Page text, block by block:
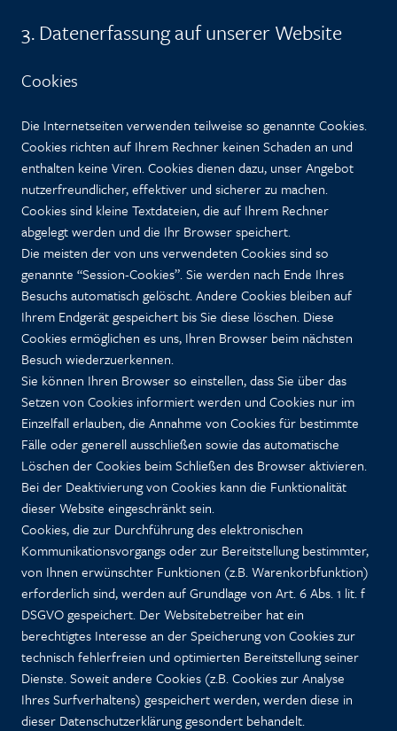
3. Datenerfassung auf unserer Website
Cookies
Die Internetseiten verwenden teilweise so genannte Cookies.
Cookies richten auf Ihrem Rechner keinen Schaden an und
enthalten keine Viren. Cookies dienen dazu, unser Angebot
nutzerfreundlicher, effektiver und sicherer zu machen.
Cookies sind kleine Textdateien, die auf Ihrem Rechner
abgelegt werden und die Ihr Browser speichert.
Die meisten der von uns verwendeten Cookies sind so
genannte “Session-Cookies”. Sie werden nach Ende Ihres
Besuchs automatisch gelöscht. Andere Cookies bleiben auf
Ihrem Endgerät gespeichert bis Sie diese löschen. Diese
Cookies ermöglichen es uns, Ihren Browser beim nächsten
Besuch wiederzuerkennen.
Sie können Ihren Browser so einstellen, dass Sie über das
Setzen von Cookies informiert werden und Cookies nur im
Einzelfall erlauben, die Annahme von Cookies für bestimmte
Fälle oder generell ausschließen sowie das automatische
Löschen der Cookies beim Schließen des Browser aktivieren.
Bei der Deaktivierung von Cookies kann die Funktionalität
dieser Website eingeschränkt sein.
Cookies, die zur Durchführung des elektronischen
Kommunikationsvorgangs oder zur Bereitstellung bestimmter,
von Ihnen erwünschter Funktionen (z.B. Warenkorbfunktion)
erforderlich sind, werden auf Grundlage von Art. 6 Abs. 1 lit. f
DSGVO gespeichert. Der Websitebetreiber hat ein
berechtigtes Interesse an der Speicherung von Cookies zur
technisch fehlerfreien und optimierten Bereitstellung seiner
Dienste. Soweit andere Cookies (z.B. Cookies zur Analyse
Ihres Surfverhaltens) gespeichert werden, werden diese in
dieser Datenschutzerklärung gesondert behandelt.